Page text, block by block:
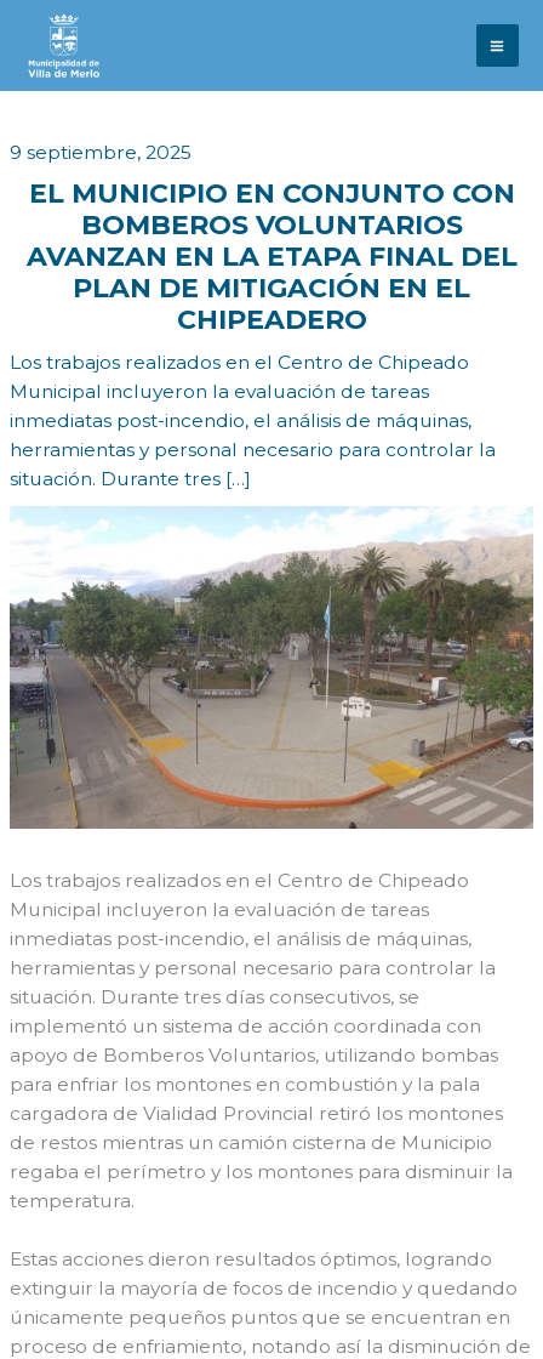
contenido
9 septiembre, 2025
EL MUNICIPIO EN CONJUNTO CON
BOMBEROS VOLUNTARIOS
AVANZAN EN LA ETAPA FINAL DEL
PLAN DE MITIGACIÓN EN EL
CHIPEADERO
Los trabajos realizados en el Centro de Chipeado
Municipal incluyeron la evaluación de tareas
inmediatas post-incendio, el análisis de máquinas,
herramientas y personal necesario para controlar la
situación. Durante tres […]
Los trabajos realizados en el Centro de Chipeado
Municipal incluyeron la evaluación de tareas
inmediatas post-incendio, el análisis de máquinas,
herramientas y personal necesario para controlar la
situación. Durante tres días consecutivos, se
implementó un sistema de acción coordinada con
apoyo de Bomberos Voluntarios, utilizando bombas
para enfriar los montones en combustión y la pala
cargadora de Vialidad Provincial retiró los montones
de restos mientras un camión cisterna de Municipio
regaba el perímetro y los montones para disminuir la
temperatura.
Estas acciones dieron resultados óptimos, logrando
extinguir la mayoría de focos de incendio y quedando
únicamente pequeños puntos que se encuentran en
proceso de enfriamiento, notando así la disminución de